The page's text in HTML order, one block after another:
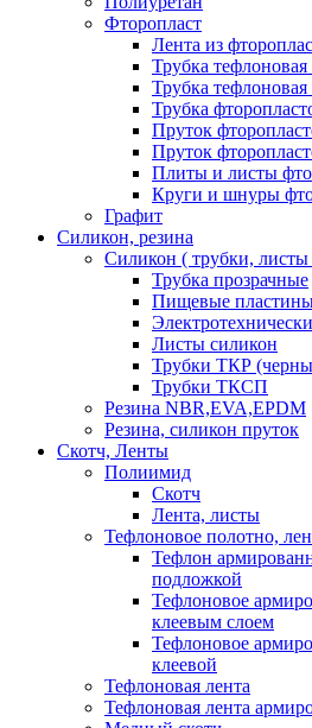
Фторопласт
Лента из
Трубка
Трубка
Трубка
Пруток
Пруток
Плиты и листы
Круги и шнуры
Графит
Силикон, резина
Силикон ( трубки, листы
Трубка прозрачные
Пищевые
Листы силикон
Трубки ТКР
Трубки ТКСП
Резина NBR,EVA,EPDM
Резина, силикон пруток
Скотч, Ленты
Полиимид
Скотч
Лента, листы
Тефлоновое полотно,
Тефлон
подложкой
Тефлоновое
клеевым слоем
Тефлоновое
клеевой
Тефлоновая лента
Тефлоновая лента